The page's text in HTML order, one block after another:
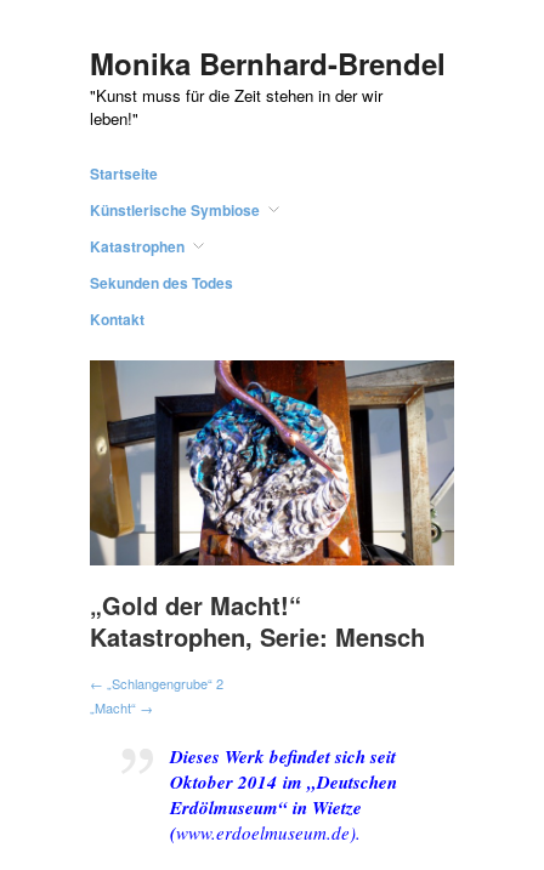
Monika Bernhard-Brendel
"Kunst muss für die Zeit stehen in der wir
leben!"
Startseite
Künstlerische Symbiose
Katastrophen
Sekunden des Todes
Kontakt
„Gold der Macht!“
Katastrophen, Serie: Mensch
← „Schlangengrube“ 2
„Macht“ →
Dieses Werk befindet sich seit
Oktober 2014 im „Deutschen
Erdölmuseum“ in Wietze
(www.erdoelmuseum.de).